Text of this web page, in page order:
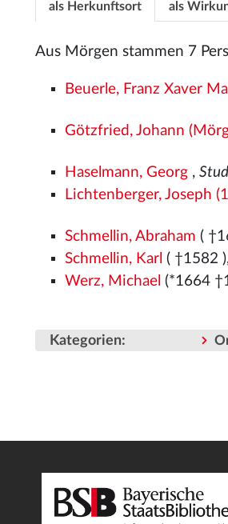
als Herkunftsort als
Aus Mörgen stammen 7
Beuerle, Franz Xaver
Götzfried, Johann
Haselmann, Georg ,
Lichtenberger, Joseph
Schmellin, Abraham (
Schmellin, Karl ( †1582
Werz, Michael (*1664
Kategorien: